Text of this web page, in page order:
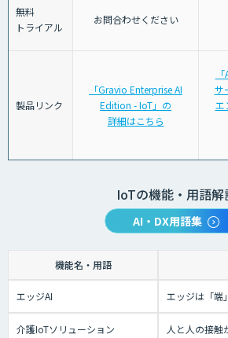
無料
トライアル
お問合わせください
製品リンク
「Gravio Enterprise AI
Edition - IoT」の
詳細はこちら
サ
エ
IoTの機能・用語解
AI・DX用語集
機能名・用語
エッジAI エッジは「端
介護IoTソリューション 人と人の接触